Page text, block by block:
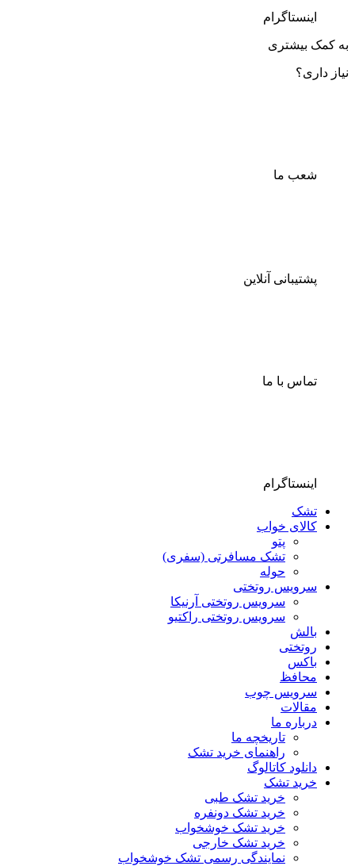
اینستاگرام
به کمک بیشتری
نیاز داری؟
شعب ما
پشتیبانی آنلاین
تماس با ما
اینستاگرام
تشک
کالای خواب
پتو
تشک مسافرتی (سفری)
حوله
سرویس روتختی
سرویس روتختی آرنیکا
سرویس روتختی راکتیو
بالش
روتختی
باکس
محافظ
سرویس چوب
مقالات
درباره ما
تاریخچه ما
راهنمای خرید تشک
دانلود کاتالوگ
خرید تشک
خرید تشک طبی
خرید تشک دونفره
خرید تشک خوشخواب
خرید تشک خارجی
نمایندگی رسمی تشک خوشخواب